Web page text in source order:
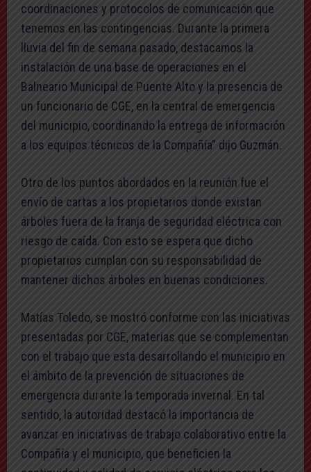
coordinaciones y protocolos de comunicación que
tenemos en las contingencias. Durante la primera
lluvia del fin de semana pasado, destacamos la
instalación de una base de operaciones en el
Balneario Municipal de Puente Alto y la presencia de
un funcionario de CGE, en la central de emergencia
del municipio, coordinando la entrega de información
a los equipos técnicos de la Compañía” dijo Guzmán.
Otro de los puntos abordados en la reunión fue el
envío de cartas a los propietarios donde existan
árboles fuera de la franja de seguridad eléctrica con
riesgo de caída. Con esto se espera que dicho
propietarios cumplan con su responsabilidad de
mantener dichos árboles en buenas condiciones.
Matías Toledo, se mostró conforme con las iniciativas
presentadas por CGE, materias que se complementan
con el trabajo que esta desarrollando el municipio en
el ámbito de la prevención de situaciones de
emergencia durante la temporada invernal. En tal
sentido, la autoridad destacó la importancia de
avanzar en iniciativas de trabajo colaborativo entre la
Compañía y el municipio, que beneficien la